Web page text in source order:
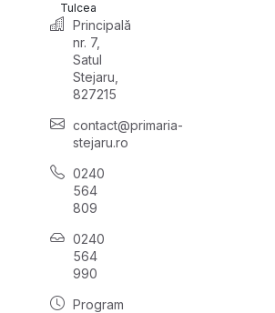
Tulcea
Principală
nr. 7,
Satul
Stejaru,
827215
contact@primaria-
stejaru.ro
0240
564
809
0240
564
990
Program